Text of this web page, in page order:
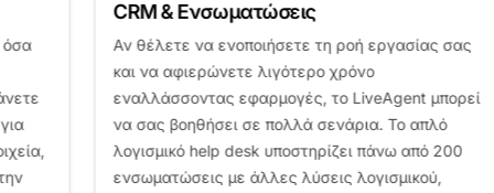
CRM & Ενσωματώσεις
Αν θέλετε να ενοποιήσετε τη ροή εργασίας σας
και να αφιερώνετε λιγότερο χρόνο
εναλλάσσοντας εφαρμογές, το LiveAgent μπορεί
να σας βοηθήσει σε πολλά σενάρια. Το απλό
λογισμικό help desk υποστηρίζει πάνω από 200
ενσωματώσεις με άλλες λύσεις λογισμικού,